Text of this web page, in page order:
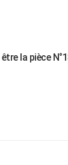
la pièce